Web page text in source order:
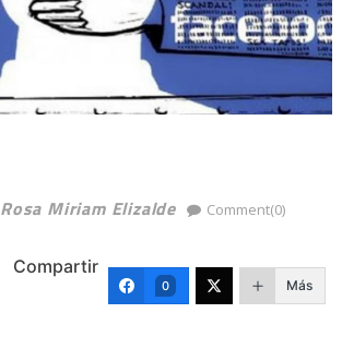
Rosa Miriam Elizalde Comment(0)
Compartir
0 Más